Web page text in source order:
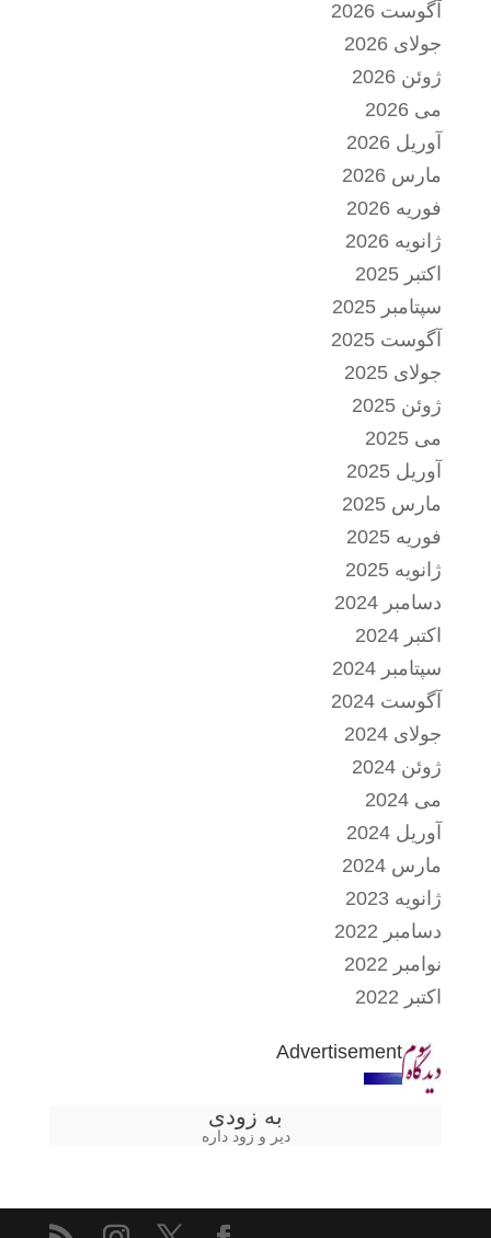
آگوست 2026
جولای 2026
ژوئن 2026
می 2026
آوریل 2026
مارس 2026
فوریه 2026
ژانویه 2026
اکتبر 2025
سپتامبر 2025
آگوست 2025
جولای 2025
ژوئن 2025
می 2025
آوریل 2025
مارس 2025
فوریه 2025
ژانویه 2025
دسامبر 2024
اکتبر 2024
سپتامبر 2024
آگوست 2024
جولای 2024
ژوئن 2024
می 2024
آوریل 2024
مارس 2024
ژانویه 2023
دسامبر 2022
نوامبر 2022
اکتبر 2022
Advertisement
به زودی
دیر و زود داره